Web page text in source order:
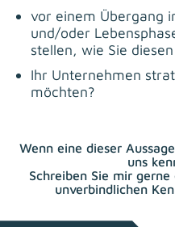
vor einem Übergang
und/oder
stellen, wie Sie
Ihr Unternehmen
möchten?
Wenn eine dieser
uns
Schreiben Sie mir
unverbindlichen